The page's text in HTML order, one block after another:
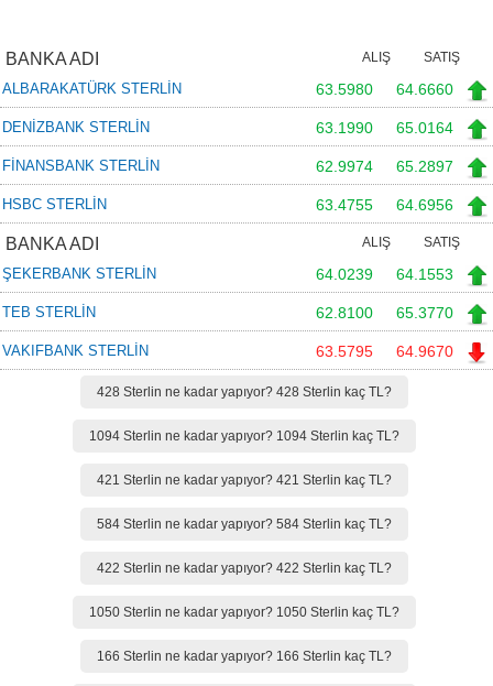
BANKA ADI SATIŞ
ALIŞ
ALBARAKATÜRK STERLİN 64.6660
63.5980
DENİZBANK STERLİN 65.0164
63.1990
FİNANSBANK STERLİN 65.2897
62.9974
HSBC STERLİN 64.6956
63.4755
BANKA ADI SATIŞ
ALIŞ
ŞEKERBANK STERLİN 64.1553
64.0239
TEB STERLİN 65.3770
62.8100
VAKIFBANK STERLİN 64.9670
63.5795
428 Sterlin ne kadar yapıyor? 428 Sterlin kaç TL?
1094 Sterlin ne kadar yapıyor? 1094 Sterlin kaç TL?
421 Sterlin ne kadar yapıyor? 421 Sterlin kaç TL?
584 Sterlin ne kadar yapıyor? 584 Sterlin kaç TL?
422 Sterlin ne kadar yapıyor? 422 Sterlin kaç TL?
1050 Sterlin ne kadar yapıyor? 1050 Sterlin kaç TL?
166 Sterlin ne kadar yapıyor? 166 Sterlin kaç TL?